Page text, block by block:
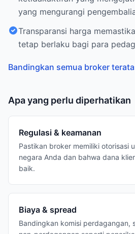
yang mengurangi
Transparansi harga
tetap berlaku bagi para
Bandingkan semua broker
Apa yang perlu diperhatikan
Regulasi & keamanan
Pastikan broker memiliki otorisasi
negara Anda dan bahwa dana
baik.
Biaya & spread
Bandingkan komisi perdagangan,